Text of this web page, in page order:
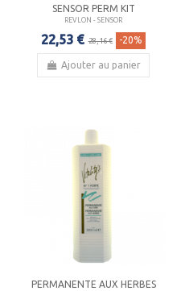
SENSOR PERM KIT
REVLON - SENSOR
22,53 € 28,16 € -20%
Ajouter au panier
PERMANENTE AUX HERBES